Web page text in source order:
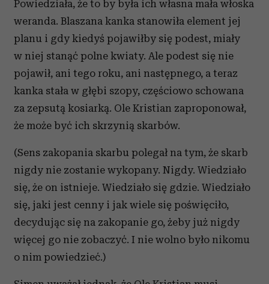
Powiedziała, że to by była ich własna mała włoska
weranda. Blaszana kanka stanowiła element jej
planu i gdy kiedyś pojawiłby się podest, miały
w niej stanąć polne kwiaty. Ale podest się nie
pojawił, ani tego roku, ani następnego, a teraz
kanka stała w głębi szopy, częściowo schowana
za zepsutą kosiarką. Ole Kristian zaproponował,
że może być ich skrzynią skarbów.
(Sens zakopania skarbu polegał na tym, że skarb
nigdy nie zostanie wykopany. Nigdy. Wiedziało
się, że on istnieje. Wiedziało się gdzie. Wiedziało
się, jaki jest cenny i jak wiele się poświęciło,
decydując się na zakopanie go, żeby już nigdy
więcej go nie zobaczyć. I nie wolno było nikomu
o nim powiedzieć.)